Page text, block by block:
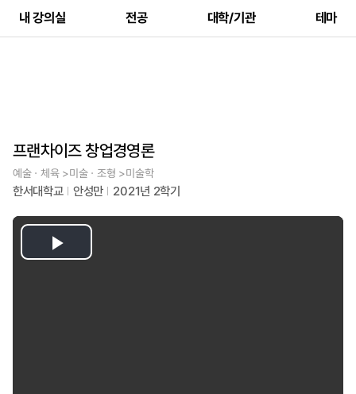
내 강의실 전공 대학/기관 테마
프랜차이즈 창업경영론
예술ㆍ체육 >미술ㆍ조형 >미술학
한서대학교 안성만 2021년 2학기
Play